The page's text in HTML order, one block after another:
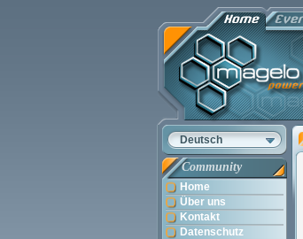
Deutsch
Community
Home
Über uns
Kontakt
Datenschutz